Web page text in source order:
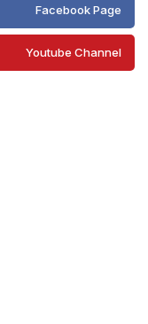
Facebook Page
Youtube Channel